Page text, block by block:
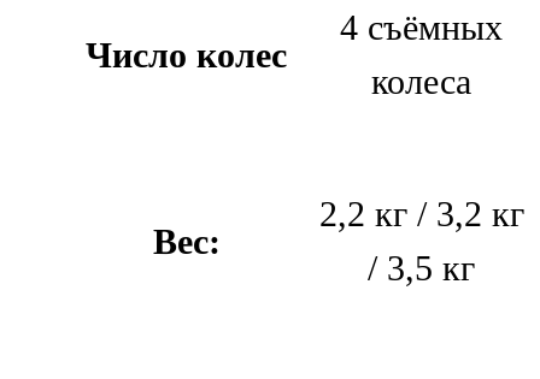
Число колес
4 съёмных
колеса
Вес:
2,2 кг / 3,2 кг
/ 3,5 кг